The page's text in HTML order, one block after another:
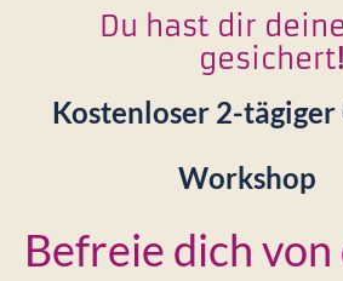
Du hast dir
gesichert!
Kostenloser 2-
Workshop
Befreie dich von